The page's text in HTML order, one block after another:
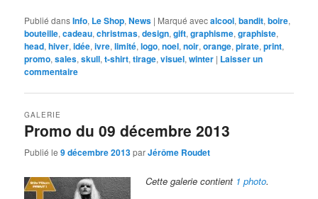
Publié dansInfo, Le Shop,News | Marqué avecalcool,bandit,boire,
bouteille,cadeau,christmas,design,gift,graphisme,graphiste,
head,hiver,idée,ivre,limité,logo,noel,noir,orange,pirate,print,
promo,sales,skull,t-shirt,tirage,visuel,winter | Laisser un
commentaire
Promo du 09 décembre 2013
GALERIE
Publié le9 décembre 2013parJérôme Roudet
Cette galerie contient 1 photo.